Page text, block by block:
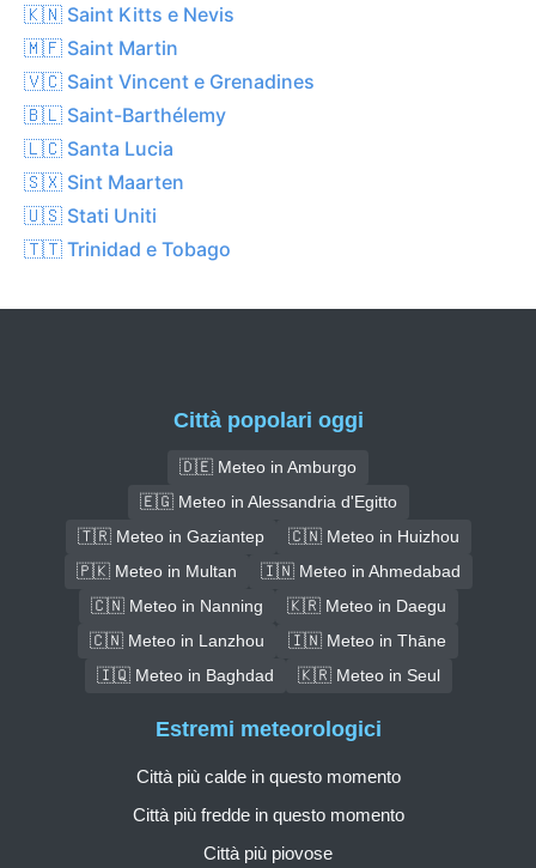
🇰🇳 Saint Kitts e Nevis
🇲🇫 Saint Martin
🇻🇨 Saint Vincent e Grenadines
🇧🇱 Saint-Barthélemy
🇱🇨 Santa Lucia
🇸🇽 Sint Maarten
🇺🇸 Stati Uniti
🇹🇹 Trinidad e Tobago
Città popolari oggi
🇩🇪 Meteo in Amburgo
🇪🇬 Meteo in Alessandria d'Egitto
🇹🇷 Meteo in Gaziantep
🇨🇳 Meteo in Huizhou
🇵🇰 Meteo in Multan
🇮🇳 Meteo in Ahmedabad
🇨🇳 Meteo in Nanning
🇰🇷 Meteo in Daegu
🇨🇳 Meteo in Lanzhou
🇮🇳 Meteo in Thāne
🇮🇶 Meteo in Baghdad
🇰🇷 Meteo in Seul
Estremi meteorologici
Città più calde in questo momento
Città più fredde in questo momento
Città più piovose